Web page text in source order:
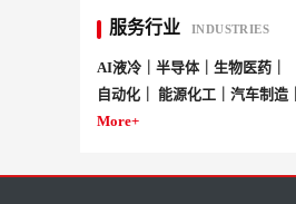
服务行业 INDUSTRIES
AI液冷｜半导体｜生物医药｜
自动化｜ 能源化工｜汽车制造｜
More+